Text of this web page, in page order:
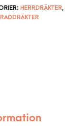
HERRDRÄKTER,